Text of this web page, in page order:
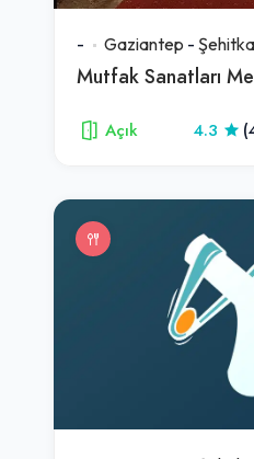
- Gaziantep -
Mutfak Sanatları
Açık 4.3